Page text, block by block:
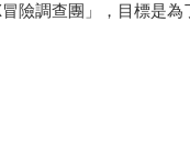
險調查團」，目標是